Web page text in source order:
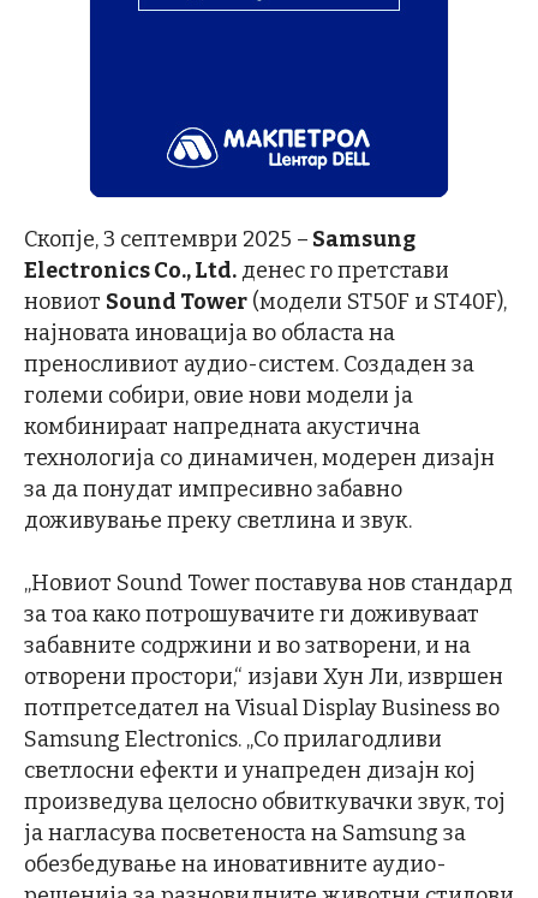
Скопје, 3 септември 2025 – Samsung
Electronics Co., Ltd. денес го претстави
новиот Sound Tower (модели ST50F и ST40F),
најновата иновација во областа на
преносливиот аудио-систем. Создаден за
големи собири, овие нови модели ја
комбинираат напредната акустична
технологија со динамичен, модерен дизајн
за да понудат импресивно забавно
доживување преку светлина и звук.
„Новиот Sound Tower поставува нов стандард
за тоа како потрошувачите ги доживуваат
забавните содржини и во затворени, и на
отворени простори,“ изјави Хун Ли, извршен
потпретседател на Visual Display Business во
Samsung Electronics. „Со прилагодливи
светлосни ефекти и унапреден дизајн кој
произведува целосно обвиткувачки звук, тој
ја нагласува посветеноста на Samsung за
обезбедување на иновативните аудио-